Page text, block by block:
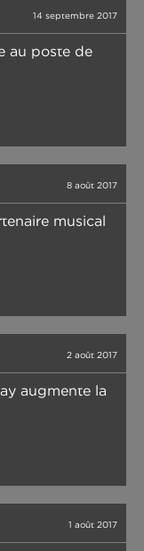
14 septembre 2017
au poste de
8 août 2017
musical
2 août 2017
augmente la
1 août 2017